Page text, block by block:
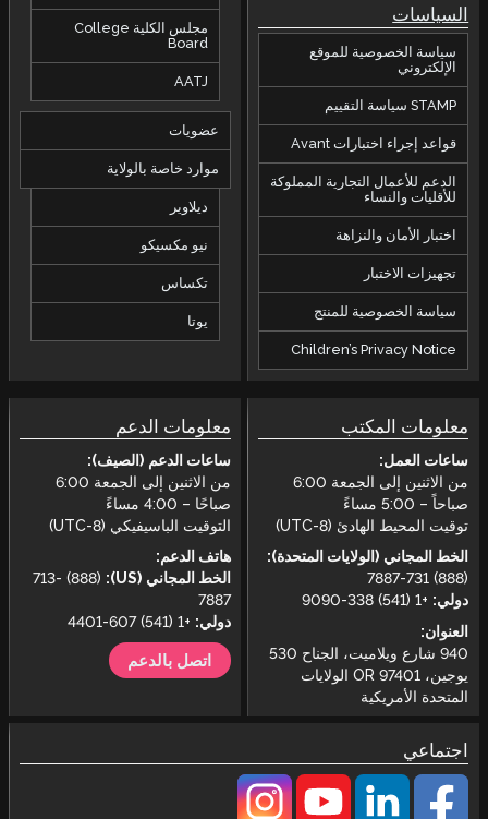
السياسات
سياسة الخصوصية للموقع
الإلكتروني
STAMP سياسة التقييم
قواعد إجراء اختبارات Avant
الدعم للأعمال التجارية المملوكة
للأقليات والنساء
اختبار الأمان والنزاهة
تجهيزات الاختبار
سياسة الخصوصية للمنتج
Children’s Privacy Notice
مجلس الكلية College
Board
AATJ
عضويات
موارد خاصة بالولاية
ديلاوير
نيو مكسيكو
تكساس
يوتا
معلومات المكتب
ساعات العمل:
من الاثنين إلى الجمعة 6:00
صباحاً – 5:00 مساءً
توقيت المحيط الهادئ (UTC-8)
الخط المجاني (الولايات المتحدة):
(888) 731-7887
دولي:+1 (541) 338-9090
العنوان:
940 شارع ويلاميت، الجناح 530
يوجين، OR 97401 الولايات
المتحدة الأمريكية
معلومات الدعم
ساعات الدعم (الصيف):
من الاثنين إلى الجمعة 6:00
صباحًا – 4:00 مساءً
التوقيت الباسيفيكي (UTC-8)
هاتف الدعم:
الخط المجاني (US):
(888) 713-
7887
دولي:+1 (541) 607-4401
اتصل بالدعم
اجتماعي